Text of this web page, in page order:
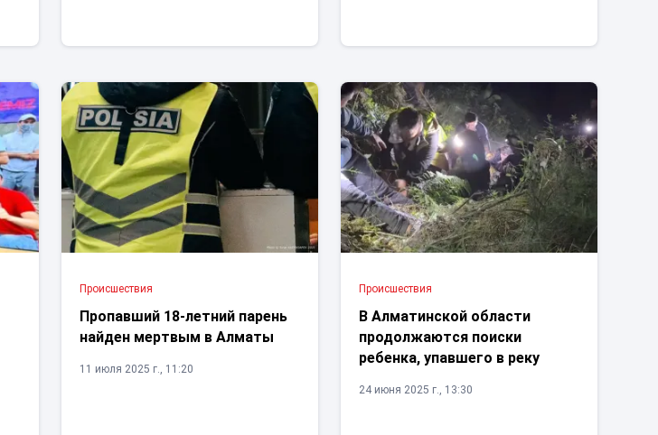
Проиcшествия
Пропавший 18-летний парень
найден мертвым в Алматы
11 июля 2025 г., 11:20
Проиcшествия
В Алматинской области
продолжаются поиски
ребенка, упавшего в реку
24 июня 2025 г., 13:30